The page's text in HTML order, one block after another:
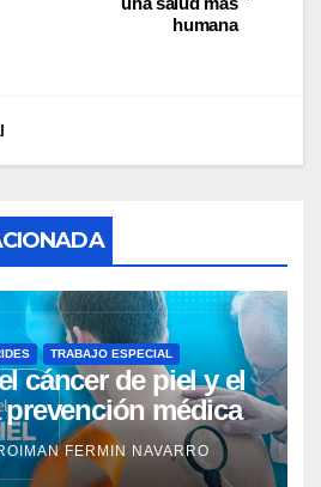
humana
TRABAJO ESPECIAL
cáncer de piel y el
médica
FERMIN NAVARRO